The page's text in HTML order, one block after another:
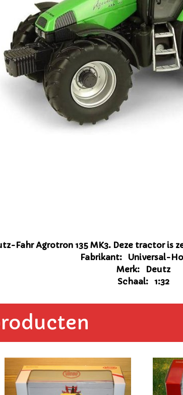
Fahr Agrotron 135 MK3. Deze tractor is
Fabrikant: Universal-
Merk: Deutz
Schaal: 1:32